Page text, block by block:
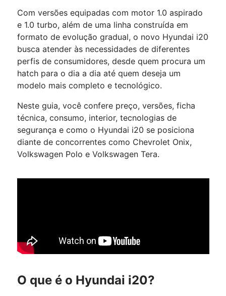
Com versões equipadas com motor 1.0 aspirado
e 1.0 turbo, além de uma linha construída em
formato de evolução gradual, o novo Hyundai i20
busca atender às necessidades de diferentes
perfis de consumidores, desde quem procura um
hatch para o dia a dia até quem deseja um
modelo mais completo e tecnológico.
Neste guia, você confere preço, versões, ficha
técnica, consumo, interior, tecnologias de
segurança e como o Hyundai i20 se posiciona
diante de concorrentes como Chevrolet Onix,
Volkswagen Polo e Volkswagen Tera.
O que é o Hyundai i20?